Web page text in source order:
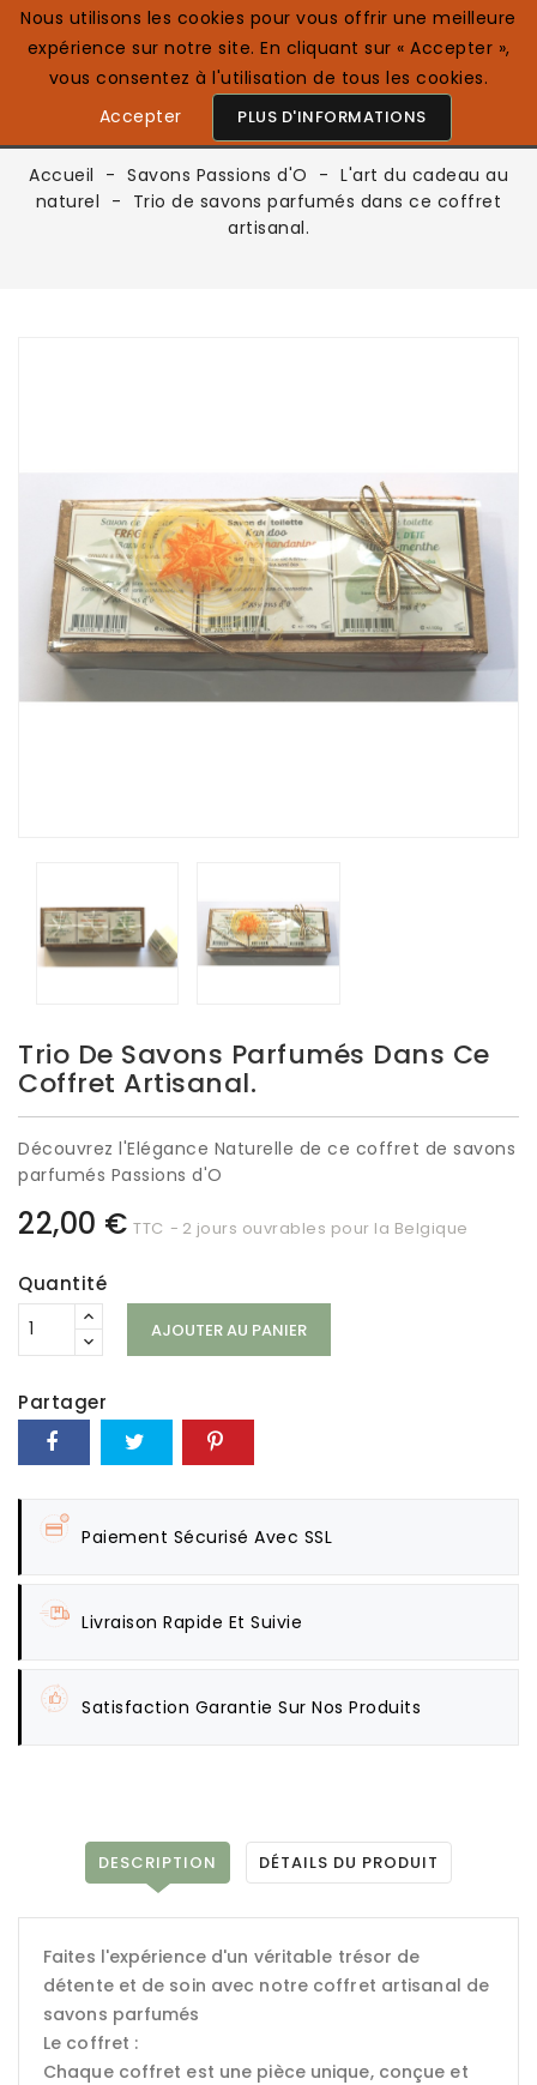
Nous utilisons les cookies pour vous offrir une meilleure
expérience sur notre site. En cliquant sur « Accepter »,
vous consentez à l'utilisation de tous les cookies.
Accepter
PLUS D'INFORMATIONS
Français  0
Accueil Savons Passions d'O
L'art du cadeau au
naturel
Trio de savons parfumés dans ce coffret
artisanal.
Trio De Savons Parfumés Dans Ce
Coffret Artisanal.
Découvrez l'Elégance Naturelle de ce coffret de savons
parfumés Passions d'O
22,00 € TTC 2 jours ouvrables pour la Belgique
Quantité
AJOUTER AU PANIER
Partager
Paiement Sécurisé Avec SSL
Livraison Rapide Et Suivie
Satisfaction Garantie Sur Nos Produits
DESCRIPTION DÉTAILS DU PRODUIT
Faites l'expérience d'un véritable trésor de
détente et de soin avec notre coffret artisanal de
savons parfumés
Le coffret :
Chaque coffret est une pièce unique, conçue et